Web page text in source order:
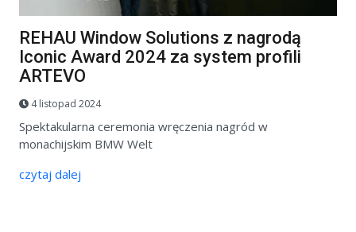
REHAU Window Solutions z nagrodą
Iconic Award 2024 za system profili
ARTEVO
4 listopad 2024
Spektakularna ceremonia wręczenia nagród w
monachijskim BMW Welt
czytaj dalej